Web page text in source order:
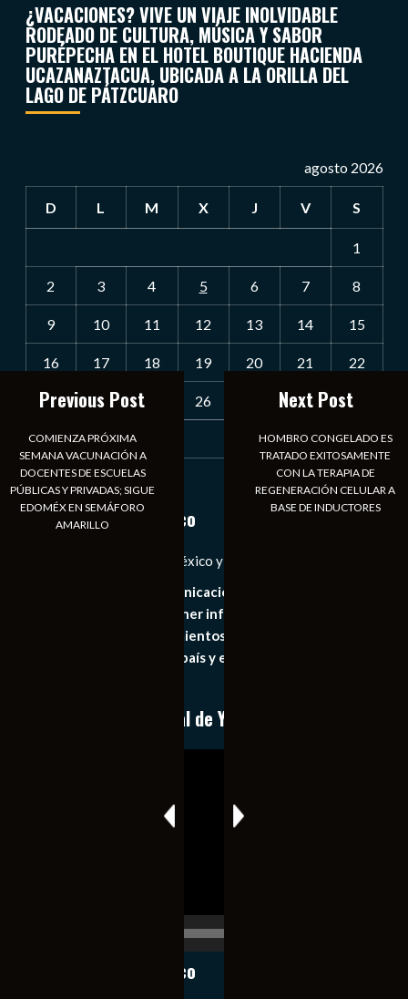
¿VACACIONES? VIVE UN VIAJE INOLVIDABLE
RODEADO DE CULTURA, MÚSICA Y SABOR
PURÉPECHA EN EL HOTEL BOUTIQUE HACIENDA
UCAZANAZTACUA, UBICADA A LA ORILLA DEL
LAGO DE PÁTZCUARO
agosto 2026
D L M X J V S
1
2 3 4 5 6 7 8
9 10 11 12 13 14 15
16 17 18 19 20 21 22
23 24 25 26 28 29
30 31
« Jul
Notiexpress de México
Las Noticias Diarias de México y el Mundo a Tu Alcance
Somos un medio de comunicación digital que tiene como
principal objetivo mantener informado al publico en
general de los acontecimientos mas recientes e
importantes de nuestro país y el mundo de forma eficaz,
Conoce nuestro canal de YouTube
Notiexpress de México
Previous Post
COMIENZA PRÓXIMA
SEMANA VACUNACIÓN A
DOCENTES DE ESCUELAS
PÚBLICAS Y PRIVADAS; SIGUE
EDOMÉX EN SEMÁFORO
AMARILLO
Next Post
HOMBRO CONGELADO ES
TRATADO EXITOSAMENTE
CON LA TERAPIA DE
REGENERACIÓN CELULAR A
BASE DE INDUCTORES